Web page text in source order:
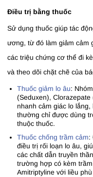
Điều trị bằng thuốc
Sử dụng thuốc giúp tác
ương, từ đó làm giảm cảm
các triệu chứng cơ thể đi
và theo dõi chặt chẽ của
Thuốc giảm lo âu:
(Seduxen),
nhanh cảm giác lo
thường chỉ được dùng
thuộc thuốc.
Thuốc chống trầm cảm:
điều trị rối loạn lo âu,
các chất dẫn truyền
trường hợp có kèm
Amitriptyline với liều